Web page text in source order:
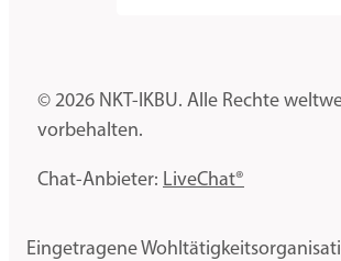
© 2026 NKT-IKBU. Alle Rechte
vorbehalten.
Chat-Anbieter: LiveChat®
Eingetragene